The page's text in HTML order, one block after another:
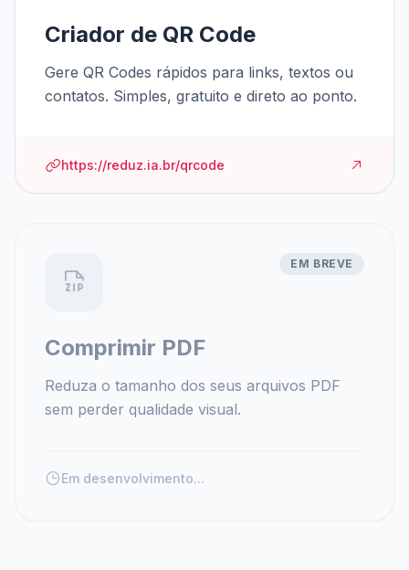
Criador de QR Code
Gere QR Codes rápidos para links, textos ou
contatos. Simples, gratuito e direto ao ponto.
https://reduz.ia.br/qrcode
EM BREVE
Comprimir PDF
Reduza o tamanho dos seus arquivos PDF
sem perder qualidade visual.
Em desenvolvimento...